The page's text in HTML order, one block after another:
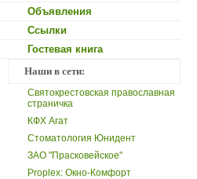
Объявления
Ссылки
Гостевая книга
Наши в сети:
Святокрестовская православная
страничка
КФХ Агат
Стоматология Юнидент
ЗАО "Прасковейское"
Proplex: Окно-Комфорт